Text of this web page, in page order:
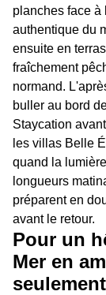
planches face
authentique du
ensuite en
fraîchement
normand.
buller au bord
Staycation
les villas Belle
quand la
longueurs
préparent en
avant le retour.
Pour un
Mer en
seulement